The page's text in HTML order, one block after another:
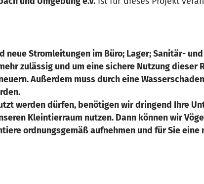
Stromleitungen im Büro; Lager; Sanitär-
zulässig und um eine sichere Nutzung dieser
Außerdem muss durch eine
werden dürfen, benötigen wir dringend Ihre
Kleintierraum nutzen. Dann können wir
ordnungsgemäß aufnehmen und für Sie eine